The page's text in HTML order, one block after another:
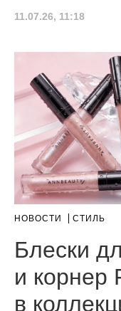
11.07.26, 11:18
НОВОСТИ СТИЛЬ
Блески
и корнер
в